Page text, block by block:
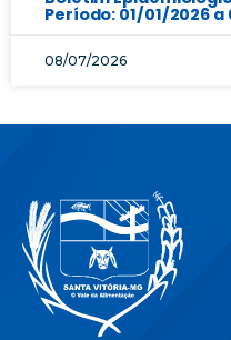
Período: 01/01/2026
08/07/2026